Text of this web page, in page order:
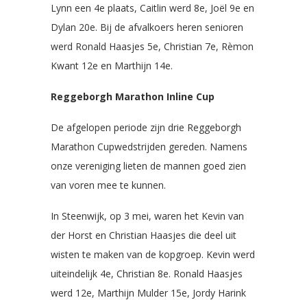
Lynn een 4e plaats, Caitlin werd 8e, Joël 9e en
Dylan 20e. Bij de afvalkoers heren senioren
werd Ronald Haasjes 5e, Christian 7e, Rèmon
Kwant 12e en Marthijn 14e.
Reggeborgh Marathon Inline Cup
De afgelopen periode zijn drie Reggeborgh
Marathon Cupwedstrijden gereden. Namens
onze vereniging lieten de mannen goed zien
van voren mee te kunnen.
In Steenwijk, op 3 mei, waren het Kevin van
der Horst en Christian Haasjes die deel uit
wisten te maken van de kopgroep. Kevin werd
uiteindelijk 4e, Christian 8e. Ronald Haasjes
werd 12e, Marthijn Mulder 15e, Jordy Harink